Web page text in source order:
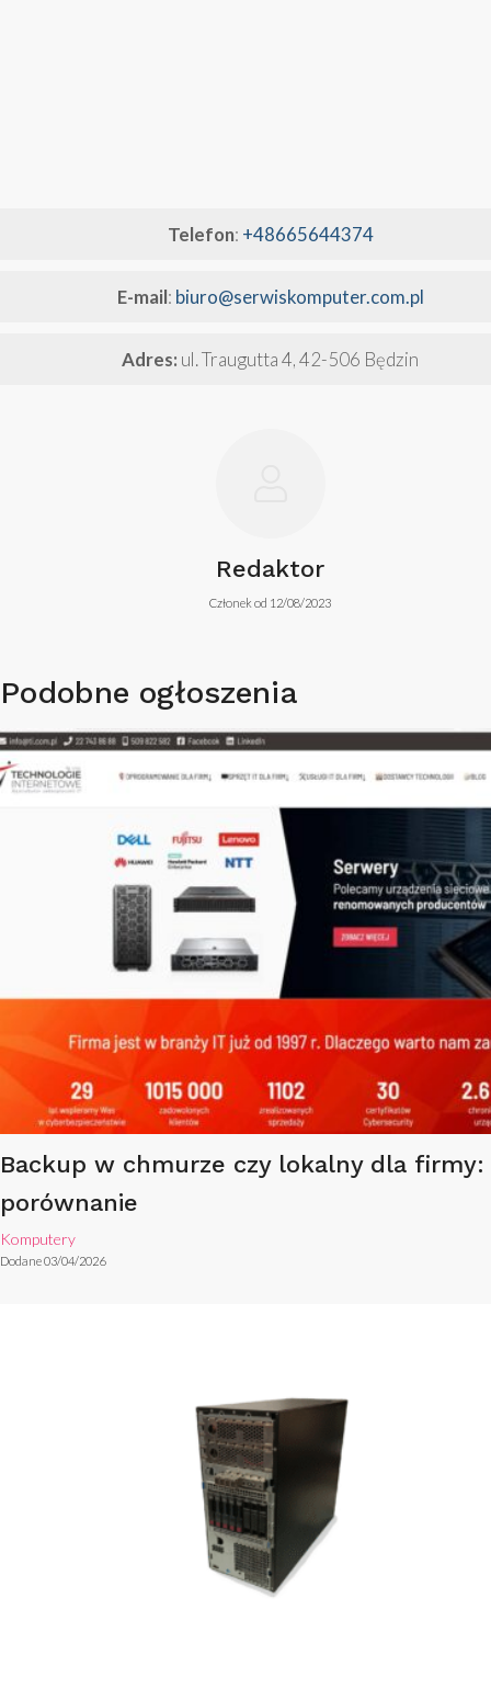
Telefon: +48665644374
E-mail: biuro@serwiskomputer.com.pl
Adres: ul. Traugutta 4, 42-506 Będzin
Redaktor
Członek od 12/08/2023
Podobne ogłoszenia
Backup w chmurze czy lokalny dla firmy:
porównanie
Komputery
Dodane 03/04/2026